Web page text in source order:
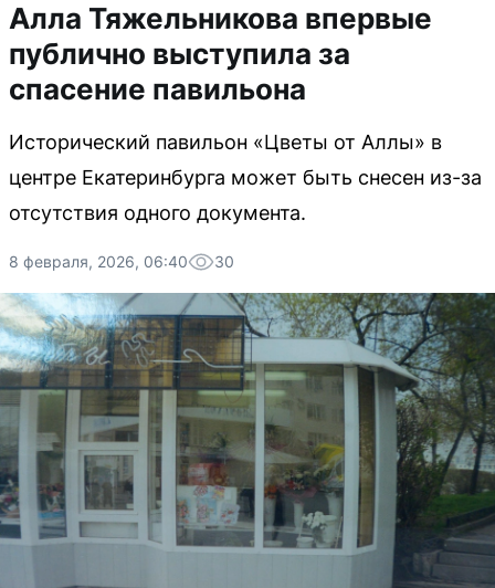
Алла Тяжельникова впервые
публично выступила за
спасение павильона
Исторический павильон «Цветы от Аллы» в
центре Екатеринбурга может быть снесен из-за
отсутствия одного документа.
8 февраля, 2026, 06:40 30